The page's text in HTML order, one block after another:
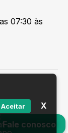
Fale conosco
07:30 às
Aceitar X